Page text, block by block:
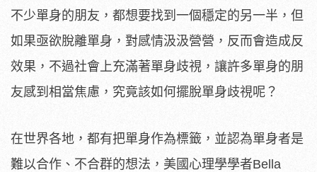
不少單身的朋友，都想要找到一個穩定的另一半，但
如果亟欲脫離單身，對感情汲汲營營，反而會造成反
效果，不過社會上充滿著單身歧視，讓許多單身的朋
友感到相當焦慮，究竟該如何擺脫單身歧視呢？
在世界各地，都有把單身作為標籤，並認為單身者是
難以合作、不合群的想法，美國心理學學者Bella